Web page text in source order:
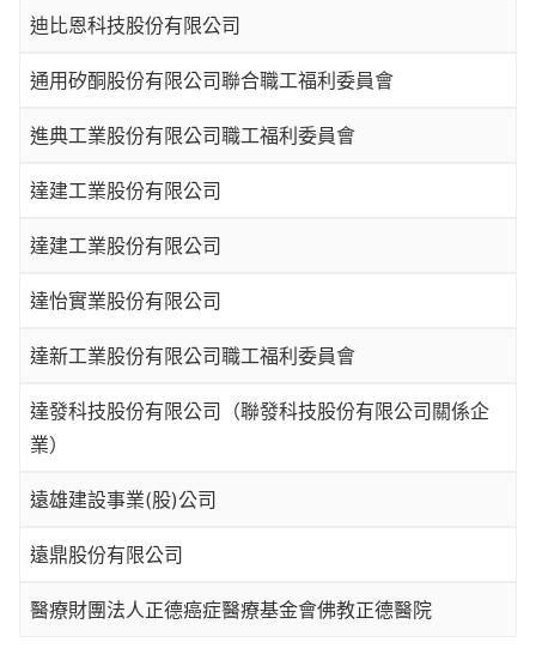
迪比恩科技股份有限公司
通用矽酮股份有限公司聯合職工福利委員會
進典工業股份有限公司職工福利委員會
達建工業股份有限公司
達建工業股份有限公司
達怡實業股份有限公司
達新工業股份有限公司職工福利委員會
達發科技股份有限公司（聯發科技股份有限公司關係企
業）
遠雄建設事業(股)公司
遠鼎股份有限公司
醫療財團法人正德癌症醫療基金會佛教正德醫院